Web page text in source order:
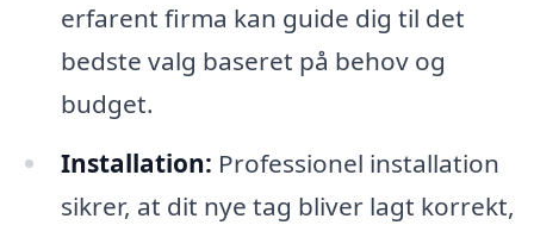
erfarent firma kan guide dig til det
bedste valg baseret på behov og
budget.
Installation: Professionel installation
sikrer, at dit nye tag bliver lagt korrekt,